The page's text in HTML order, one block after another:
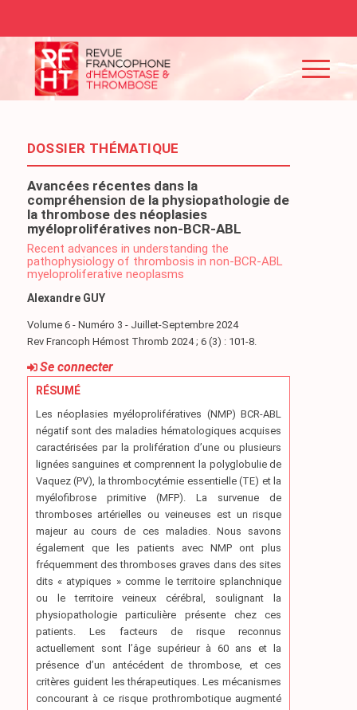
DOSSIER THÉMATIQUE
Avancées récentes dans la
compréhension de la physiopathologie de
la thrombose des néoplasies
myéloprolifératives non-BCR-ABL
Recent advances in understanding the
pathophysiology of thrombosis in non-BCR-ABL
myeloproliferative neoplasms
Alexandre GUY
Volume 6 - Numéro 3 - Juillet-Septembre 2024
Rev Francoph Hémost Thromb 2024 ; 6 (3) : 101-8.
Se connecter
RÉSUMÉ
Les néoplasies myéloprolifératives (NMP) BCR-ABL
négatif sont des maladies hématologiques acquises
caractérisées par la prolifération d’une ou plusieurs
lignées sanguines et comprennent la polyglobulie de
Vaquez (PV), la thrombocytémie essentielle (TE) et la
myélofibrose primitive (MFP). La survenue de
thromboses artérielles ou veineuses est un risque
majeur au cours de ces maladies. Nous savons
également que les patients avec NMP ont plus
fréquemment des thromboses graves dans des sites
dits « atypiques » comme le territoire splanchnique
ou le territoire veineux cérébral, soulignant la
physiopathologie particulière présente chez ces
patients. Les facteurs de risque reconnus
actuellement sont l’âge supérieur à 60 ans et la
présence d’un antécédent de thrombose, et ces
critères guident les thérapeutiques. Les mécanismes
concourant à ce risque prothrombotique augmenté